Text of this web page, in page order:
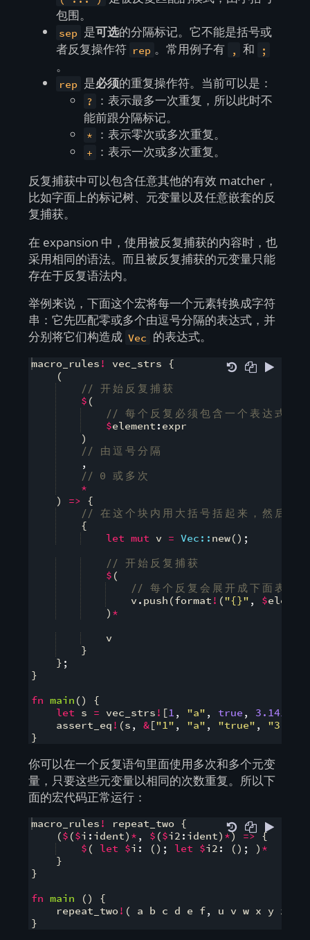
包围。
sep 是可选的分隔标记。它不能是括号或
者反复操作符 rep 。常用例子有 , 和 ;
。
rep 是必须的重复操作符。当前可以是：
?
：表示最多一次重复，所以此时不
能前跟分隔标记。
* ：表示零次或多次重复。
+
：表示一次或多次重复。
反复捕获中可以包含任意其他的有效 matcher，
比如字面上的标记树、元变量以及任意嵌套的反
复捕获。
在 expansion 中，使用被反复捕获的内容时，也
采用相同的语法。而且被反复捕获的元变量只能
存在于反复语法内。
举例来说，下面这个宏将每一个元素转换成字符
串：它先匹配零或多个由逗号分隔的表达式，并
分别将它们构造成 Vec 的表达式。
macro_rules ! vec_strs {
(
// 开 始 反 复 捕获
$ (
// 每个 反 复 必须 包含 一 个 表 达 式
$element : expr
)
//
由 逗 号 分 隔
,
// 0 或 多 次
*
)
=>
{
// 在 这个 块 内 用 大 括号 括 起 来 ， 然 后
{
let mut v = Vec:: new( ) ;
// 开 始 反 复 捕获
$ (
// 每个 反 复 会 展 开 成下面 表
    v
. push (format ! ("{}" , $
) *
    v
}
} ;
}
fn main ( )
{
let s = vec_strs ! [1 , "a" , true ,
    assert_eq
! (s , &["1" , "a" , "true" ,
}
你可以在一个反复语句里面使用多次和多个元变
量，只要这些元变量以相同的次数重复。所以下
面的宏代码正常运行：
macro_rules ! repeat_two {
($ ($i : ident) * , $ ($i2 : ident) *) => {
$ ( let $i : ( ) ; let $i2 : ( ) ; ) *
}
}
fn main ( )
{
    repeat_two
! ( a b c d e f, u v w x y z
}